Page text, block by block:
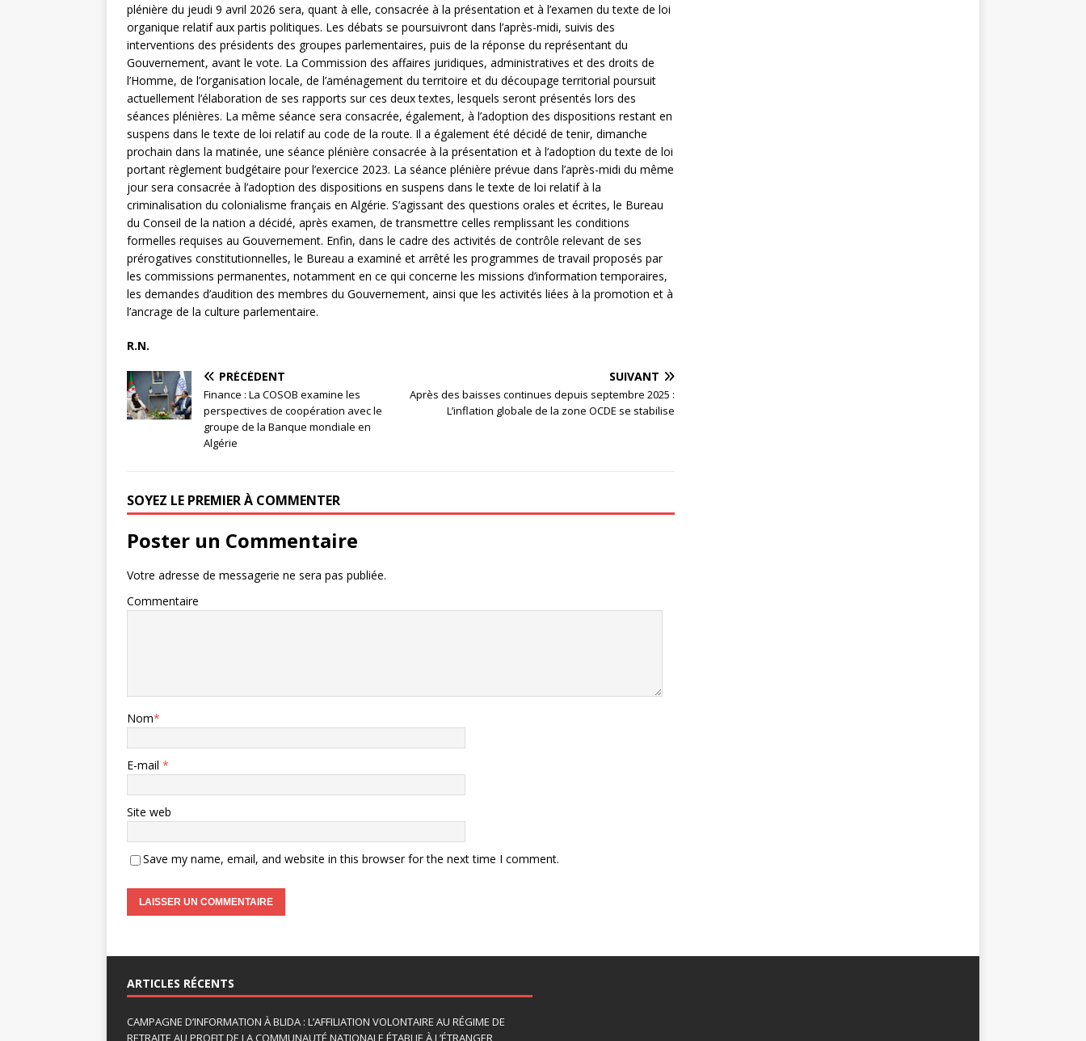
plénière du jeudi 9 avril 2026 sera, quant à elle, consacrée à la présentation et à l’examen du texte de loi
organique relatif aux partis politiques. Les débats se poursuivront dans l’après-midi, suivis des
interventions des présidents des groupes parlementaires, puis de la réponse du représentant du
Gouvernement, avant le vote. La Commission des affaires juridiques, administratives et des droits de
l’Homme, de l’organisation locale, de l’aménagement du territoire et du découpage territorial poursuit
actuellement l’élaboration de ses rapports sur ces deux textes, lesquels seront présentés lors des
séances plénières. La même séance sera consacrée, également, à l’adoption des dispositions restant en
suspens dans le texte de loi relatif au code de la route. Il a également été décidé de tenir, dimanche
prochain dans la matinée, une séance plénière consacrée à la présentation et à l’adoption du texte de loi
portant règlement budgétaire pour l’exercice 2023. La séance plénière prévue dans l’après-midi du même
jour sera consacrée à l’adoption des dispositions en suspens dans le texte de loi relatif à la
criminalisation du colonialisme français en Algérie. S’agissant des questions orales et écrites, le Bureau
du Conseil de la nation a décidé, après examen, de transmettre celles remplissant les conditions
formelles requises au Gouvernement. Enfin, dans le cadre des activités de contrôle relevant de ses
prérogatives constitutionnelles, le Bureau a examiné et arrêté les programmes de travail proposés par
les commissions permanentes, notamment en ce qui concerne les missions d’information temporaires,
les demandes d’audition des membres du Gouvernement, ainsi que les activités liées à la promotion et à
l’ancrage de la culture parlementaire.
R.N.
PRÉCÉDENT
Finance : La COSOB examine les
perspectives de coopération avec le
groupe de la Banque mondiale en
Algérie
SUIVANT
Après des baisses continues depuis septembre 2025 :
L’inflation globale de la zone OCDE se stabilise
SOYEZ LE PREMIER À COMMENTER
Poster un Commentaire
Votre adresse de messagerie ne sera pas publiée.
Commentaire
Nom*
E-mail *
Site web
Save my name, email, and website in this browser for the next time I comment.
t
e
r
n
ARTICLES RÉCENTS
CAMPAGNE D’INFORMATION À BLIDA : L’AFFILIATION VOLONTAIRE AU RÉGIME DE
RETRAITE AU PROFIT DE LA COMMUNAUTÉ NATIONALE ÉTABLIE À L’ÉTRANGER